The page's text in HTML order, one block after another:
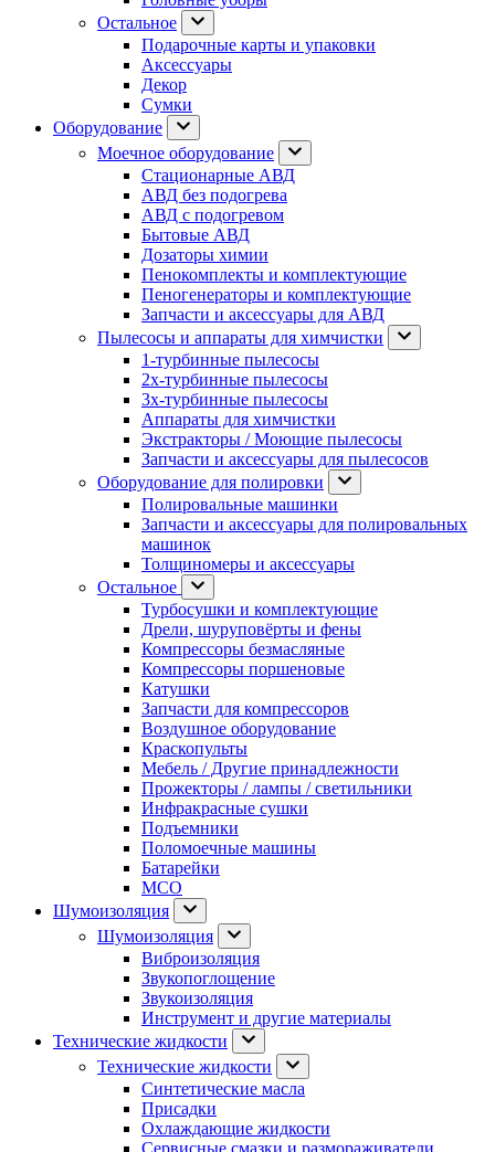
Остальное
Подарочные карты и упаковки
Аксессуары
Декор
Сумки
Оборудование
Моечное оборудование
Стационарные АВД
АВД без подогрева
АВД с подогревом
Бытовые АВД
Дозаторы химии
Пенокомплекты и комплектующие
Пеногенераторы и комплектующие
Запчасти и аксессуары для АВД
Пылесосы и аппараты для химчистки
1-турбинные пылесосы
2х-турбинные пылесосы
3х-турбинные пылесосы
Аппараты для химчистки
Экстракторы / Моющие пылесосы
Запчасти и аксессуары для пылесосов
Оборудование для полировки
Полировальные машинки
Запчасти и аксессуары для полировальных
машинок
Толщиномеры и аксессуары
Остальное
Турбосушки и комплектующие
Дрели, шуруповёрты и фены
Компрессоры безмасляные
Компрессоры поршеновые
Катушки
Запчасти для компрессоров
Воздушное оборудование
Краскопульты
Мебель / Другие принадлежности
Прожекторы / лампы / светильники
Инфракрасные сушки
Подъемники
Поломоечные машины
Батарейки
МСО
Шумоизоляция
Шумоизоляция
Виброизоляция
Звукопоглощение
Звукоизоляция
Инструмент и другие материалы
Технические жидкости
Технические жидкости
Синтетические масла
Присадки
Охлаждающие жидкости
Сервисные смазки и размораживатели